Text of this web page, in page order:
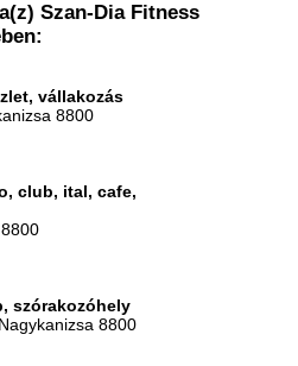
Szan-Dia Fitness
vállakozás
8800
club, ital, cafe,
szórakozóhely
8800